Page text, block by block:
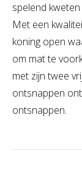
spelend
Met een
koning open
om mat te
met zijn twee
ontsnappen
ontsnappen.